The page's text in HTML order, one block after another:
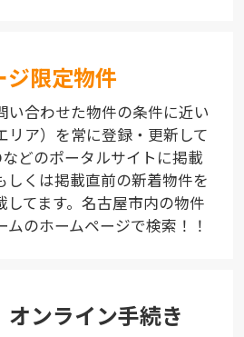
ジ限定物件
い合わせた物件の条件に近い
リア）を常に登録・更新して
どのポータルサイトに掲載
しくは掲載直前の新着物件を
してます。名古屋市内の物件
のホームページで検索！！
オンライン手続き